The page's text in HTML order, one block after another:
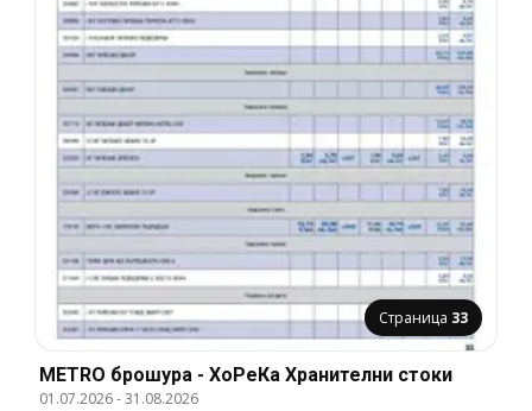
Страница 33
METRO брошура - ХоРеКа Хранителни стоки
01.07.2026-31.08.2026